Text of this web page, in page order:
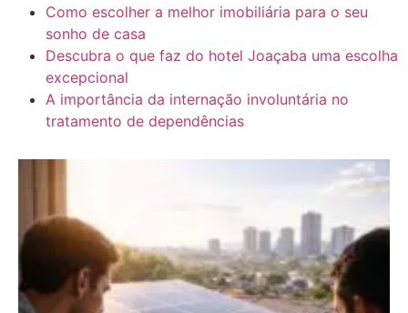
Como escolher a melhor imobiliária para o seu
sonho de casa
Descubra o que faz do hotel Joaçaba uma escolha
excepcional
A importância da internação involuntária no
tratamento de dependências